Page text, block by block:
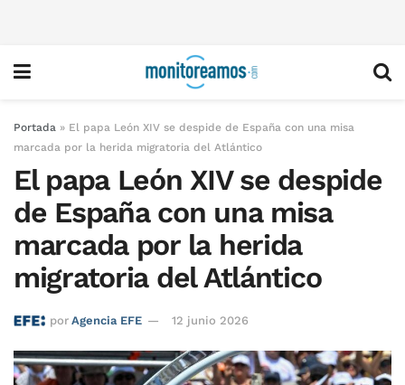
Portada » El papa León XIV se despide de España con una misa
marcada por la herida migratoria del Atlántico
El papa León XIV se despide
de España con una misa
marcada por la herida
migratoria del Atlántico
por Agencia EFE 12 junio 2026